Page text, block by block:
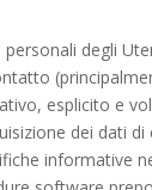
degli
esplicito e
dei dati
informative